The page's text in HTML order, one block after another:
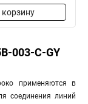
корзину
003-C-GY
применяются в
соединения линий